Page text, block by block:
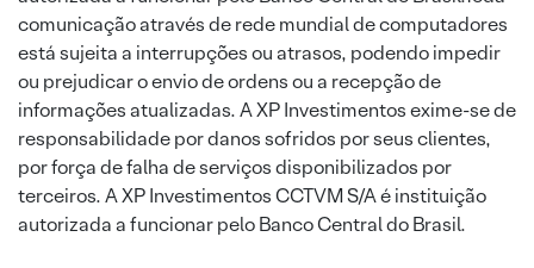
comunicação através de rede mundial de computadores
está sujeita a interrupções ou atrasos, podendo impedir
ou prejudicar o envio de ordens ou a recepção de
informações atualizadas. A XP Investimentos exime-se de
responsabilidade por danos sofridos por seus clientes,
por força de falha de serviços disponibilizados por
terceiros. A XP Investimentos CCTVM S/A é instituição
autorizada a funcionar pelo Banco Central do Brasil.